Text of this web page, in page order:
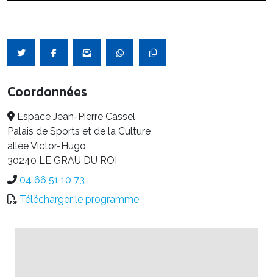
Coordonnées
Espace Jean-Pierre Cassel
Palais de Sports et de la Culture
allée Victor-Hugo
30240 LE GRAU DU ROI
04 66 51 10 73
Télécharger le programme